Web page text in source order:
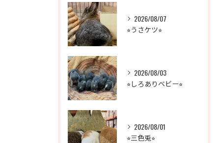
2026/08/07
⭐︎うさケツ⭐︎
2026/08/03
⭐︎しろありベビー⭐︎
2026/08/01
⭐︎三色兎⭐︎